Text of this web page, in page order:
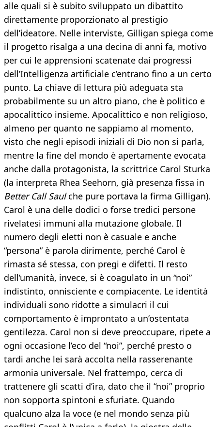
alle quali si è subito sviluppato un dibattito
direttamente proporzionato al prestigio
dell’ideatore. Nelle interviste, Gilligan spiega come
il progetto risalga a una decina di anni fa, motivo
per cui le apprensioni scatenate dai progressi
dell’Intelligenza artificiale c’entrano fino a un certo
punto. La chiave di lettura più adeguata sta
probabilmente su un altro piano, che è politico e
apocalittico insieme. Apocalittico e non religioso,
almeno per quanto ne sappiamo al momento,
visto che negli episodi iniziali di Dio non si parla,
mentre la fine del mondo è apertamente evocata
anche dalla protagonista, la scrittrice Carol Sturka
(la interpreta Rhea Seehorn, già presenza fissa in
Better Call Saulche pure portava la firma Gilligan).
Carol è una delle dodici o forse tredici persone
rivelatesi immuni alla mutazione globale. Il
numero degli eletti non è casuale e anche
“persona” è parola dirimente, perché Carol è
rimasta sé stessa, con pregi e difetti. Il resto
dell’umanità, invece, si è coagulato in un “noi”
indistinto, onnisciente e compiacente. Le identità
individuali sono ridotte a simulacri il cui
comportamento è improntato a un’ostentata
gentilezza. Carol non si deve preoccupare, ripete a
ogni occasione l’eco del “noi”, perché presto o
tardi anche lei sarà accolta nella rasserenante
armonia universale. Nel frattempo, cerca di
trattenere gli scatti d’ira, dato che il “noi” proprio
non sopporta spintoni e sfuriate. Quando
qualcuno alza la voce (e nel mondo senza più